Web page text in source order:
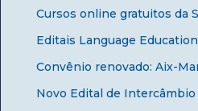
Cursos online gratuitos da
Editais Language
Convênio renovado: Aix-
Novo Edital de Intercâmbio